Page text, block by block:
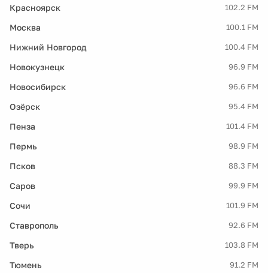
Красноярск 102.2 FM
Москва 100.1 FM
Нижний Новгород 100.4 FM
Новокузнецк 96.9 FM
Новосибирск 96.6 FM
Озёрск 95.4 FM
Пенза 101.4 FM
Пермь 98.9 FM
Псков 88.3 FM
Саров 99.9 FM
Сочи 101.9 FM
Ставрополь 92.6 FM
Тверь 103.8 FM
Тюмень 91.2 FM